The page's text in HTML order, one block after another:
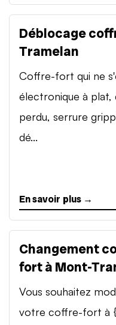
Déblocage
Tramelan
Coffre-fort qui ne
électronique à plat,
perdu, serrure
dé...
En savoir plus →
Changement
fort à Mont-
Vous souhaitez
votre coffre-fort à